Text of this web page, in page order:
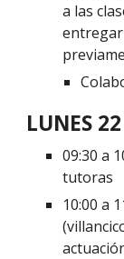
a las
LUNES
09:30 a
tutoras
10:00 a